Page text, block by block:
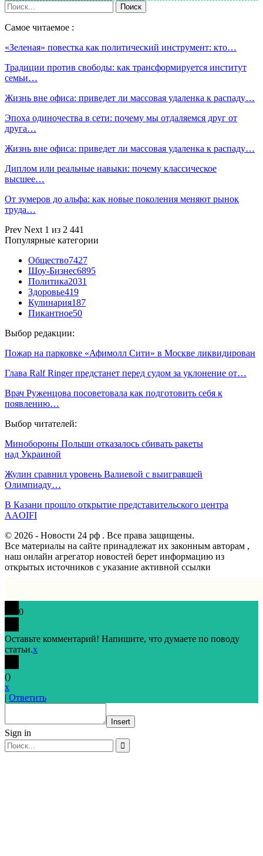
Самое читаемое :
«Зеленая» повестка как политический инструмент: кто…
Традиции против свободы: как трансформируется институт
семьи…
Жизнь вне офиса: приведет ли массовая удаленка к распаду…
Эпоха одиночества в сети: почему мы отдаляемся друг от
друга…
Жизнь вне офиса: приведет ли массовая удаленка к распаду…
Диплом или реальные навыки: почему классическое
высшее…
От зумеров до альфа: как новые поколения меняют рынок
труда…
Prev Next 1 из 2 441
Популярные категории
Общество7427
Шоу-Бизнес6895
Политика2031
Здоровье419
Кулинария187
Пикантное50
Выбор редакции:
Пожар на парковке «Афимолл Сити» в Москве ликвидирован
Глава Ralf Ringer предстанет перед судом за уклонение от…
Врач Руженцова посоветовала как подготовить себя к
появлению…
Выбор читателей:
Минобороны Польши отказалось сбивать ракеты
над Украиной
Жулин сравнил уровень Валиевой с выигравшей
Олимпиаду…
В Казани прошло открытие представительского центра
AAOIFI
© 2026 - Новости 24 рф . Все права защищены.
Все материалы на сайте принадлежат их законным авторам ,
наш онлайн агрегатор новостей берет информацию из
открытых источников с указание активной ссылки
0
Оставьте комментарий! Напишите, что думаете по поводу
статьи.x
()
x
| Ответить
Insert
Sign in